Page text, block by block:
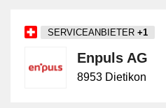
SERVICEANBIETER +1
Enpuls AG
8953 Dietikon